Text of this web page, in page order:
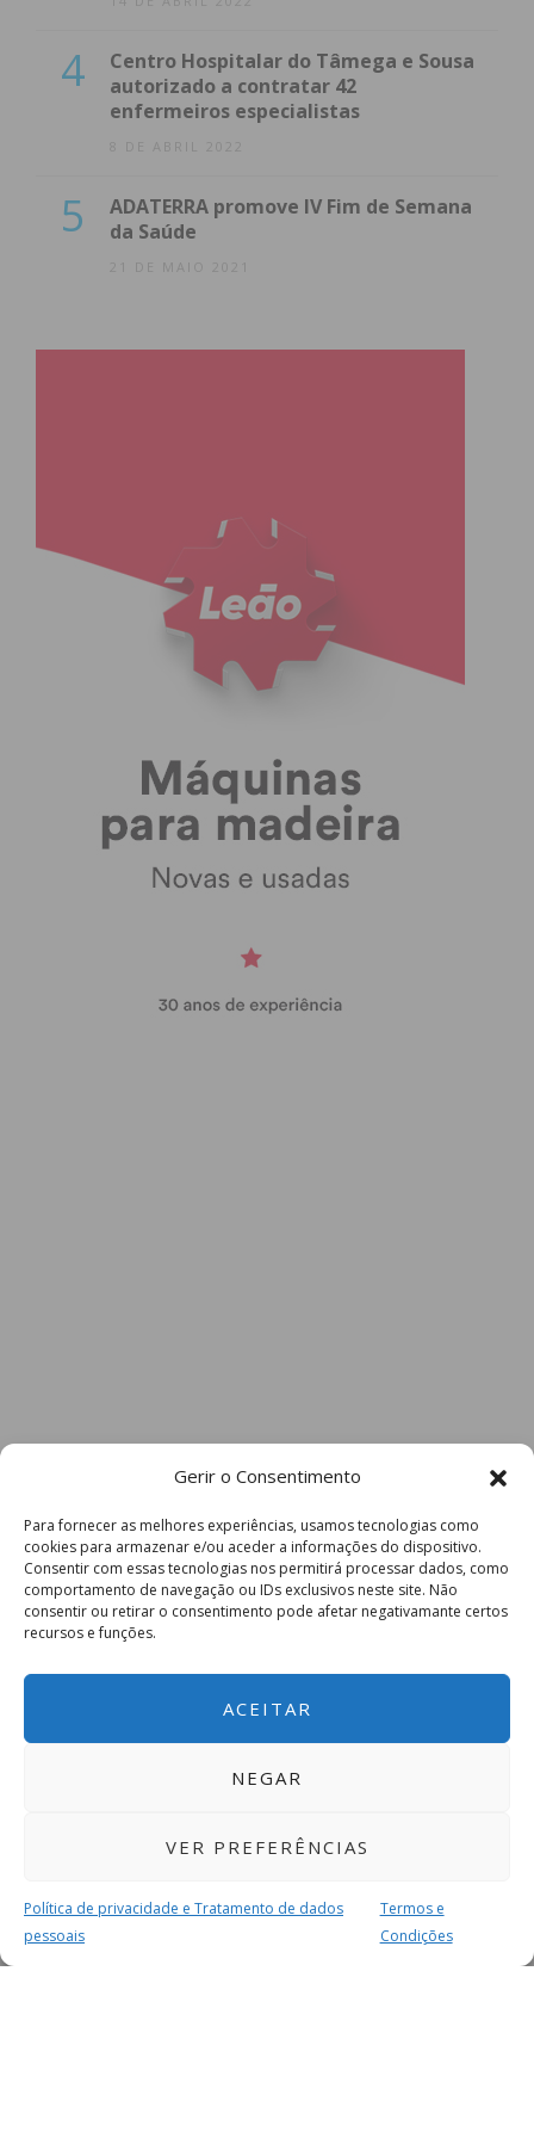
Gerir o Consentimento
Para fornecer as melhores experiências, usamos tecnologias como
cookies para armazenar e/ou aceder a informações do dispositivo.
Consentir com essas tecnologias nos permitirá processar dados, como
comportamento de navegação ou IDs exclusivos neste site. Não
consentir ou retirar o consentimento pode afetar negativamante certos
recursos e funções.
ACEITAR
NEGAR
VER PREFERÊNCIAS
Política de privacidade e Tratamento de dados
pessoais
Termos e
Condições
Subscreva a newsletter do
Imediato
atualizada.
4
Centro Hospitalar do Tâmega e Sousa
autorizado a contratar 42
enfermeiros especialistas
8 DE ABRIL 2022
5
ADATERRA promove IV Fim de Semana
da Saúde
21 DE MAIO 2021